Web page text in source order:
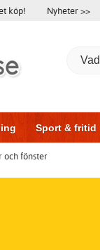
köp! Nyheter >>
Sport & fritid
Garageportar
och fönster